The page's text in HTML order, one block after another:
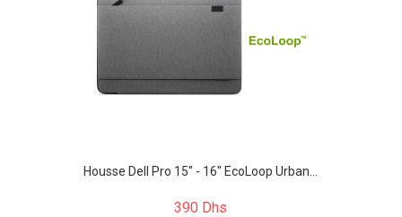
Housse Dell Pro 15" - 16" EcoLoop Urban...
390 Dhs